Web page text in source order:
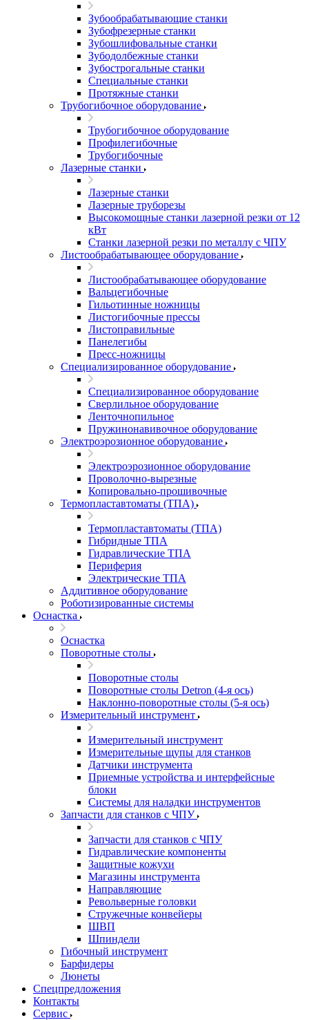
Зубообрабатывающие станки
Зубофрезерные станки
Зубошлифовальные станки
Зубодолбежные станки
Зубострогальные станки
Специальные станки
Протяжные станки
Трубогибочное оборудование
Трубогибочное оборудование
Профилегибочные
Трубогибочные
Лазерные станки
Лазерные станки
Лазерные труборезы
Высокомощные станки лазерной резки от 12
кВт
Станки лазерной резки по металлу с ЧПУ
Листообрабатывающее оборудование
Листообрабатывающее оборудование
Вальцегибочные
Гильотинные ножницы
Листогибочные прессы
Листоправильные
Панелегибы
Пресс-ножницы
Специализированное оборудование
Специализированное оборудование
Сверлильное оборудование
Ленточнопильное
Пружинонавивочное оборудование
Электроэрозионное оборудование
Электроэрозионное оборудование
Проволочно-вырезные
Копировально-прошивочные
Термопластавтоматы (ТПА)
Термопластавтоматы (ТПА)
Гибридные ТПА
Гидравлические ТПА
Периферия
Электрические ТПА
Аддитивное оборудование
Роботизированные системы
Оснастка
Оснастка
Поворотные столы
Поворотные столы
Поворотные столы Detron (4-я ось)
Наклонно-поворотные столы (5-я ось)
Измерительный инструмент
Измерительный инструмент
Измерительные щупы для станков
Датчики инструмента
Приемные устройства и интерфейсные
блоки
Системы для наладки инструментов
Запчасти для станков с ЧПУ
Запчасти для станков с ЧПУ
Гидравлические компоненты
Защитные кожухи
Магазины инструмента
Направляющие
Револьверные головки
Стружечные конвейеры
ШВП
Шпиндели
Гибочный инструмент
Барфидеры
Люнеты
Спецпредложения
Контакты
Сервис